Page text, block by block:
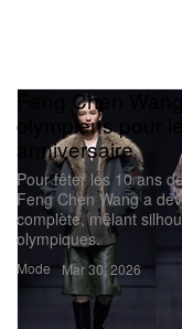
Mode
Feng Chen
olympiens pour
anniversaire
Pour fêter les 10 ans
Feng Chen Wang a
complète, mêlant
olympiques.
Mar 30, 2026